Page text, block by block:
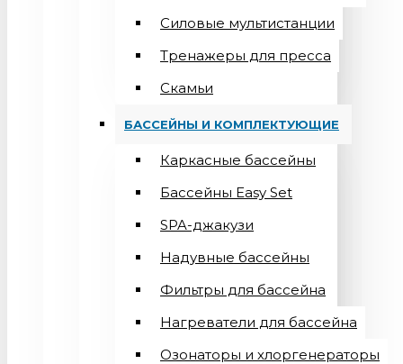
Силовые мультистанции
Тренажеры для пресса
Скамьи
БАССЕЙНЫ И КОМПЛЕКТУЮЩИЕ
Каркасные бассейны
Бассейны Easy Set
SPA-джакузи
Надувные бассейны
Фильтры для бассейна
Нагреватели для бассейна
Озонаторы и хлоргенераторы